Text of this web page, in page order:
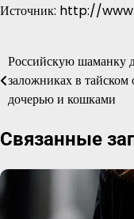
Источник: http://
Навигация
по
Российскую шаманку
заложниках в тайском
дочерью и кошками
Связанные